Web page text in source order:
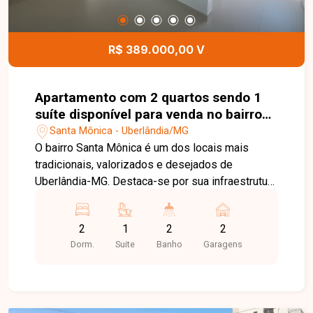
espaçoso e muito bem localizado no bairro Praça
Alto Umuarama. Agende uma visita e venha
conhecer todos os detalhes deste imóvel.
R$ 389.000,00 V
Apartamento com 2 quartos sendo 1
suíte disponível para venda no bairro
Santa Mônica em Uberlândia-MG
Santa Mônica - Uberlândia/MG
O bairro Santa Mônica é um dos locais mais
tradicionais, valorizados e desejados de
Uberlândia-MG. Destaca-se por sua infraestrutura
campus da UFU, uma vasta rede de comércios,
supermercados, farmácias, restaurantes e
variadas opções de serviços. Além do fácil
2
Dorm.
1
Suite
2
Banho
2
Garagens